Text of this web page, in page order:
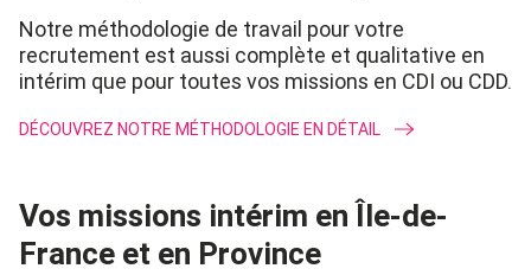
Notre méthodologie de travail pour votre
recrutement est aussi complète et qualitative en
intérim que pour toutes vos missions en CDI ou CDD.
DÉCOUVREZ NOTRE MÉTHODOLOGIE EN DÉTAIL
Vos missions intérim en Île-de-
France et en Province